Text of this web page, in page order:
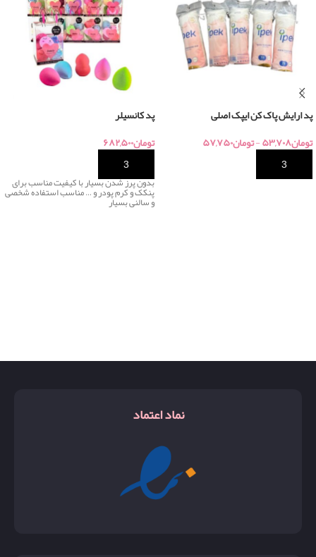
پد ارایش پاک کن ایپک اصلی
تومان۵۳,۷۰۸-تومان۵۷,۷۵۰
پد کانسیلر
تومان۶۸۲,۵۰۰
بدون پرز شدن بسیار با کیفیت مناسب برای
پنکک و کرم پودر و … مناسب استفاده شخصی
و سالنی بسیار
نماد اعتماد